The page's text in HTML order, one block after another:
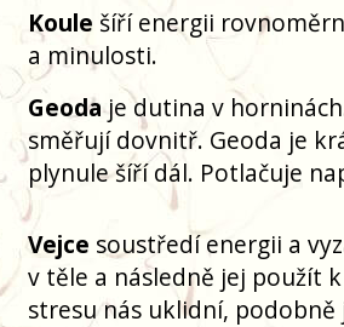
Koule šíří energii
a minulosti.
Geodaje dutina v
směřují dovnitř. Geoda je
plynule šíří dál. Potlačuje
Vejce soustředí energii a
v těle a následně jej použít
stresu nás uklidní,